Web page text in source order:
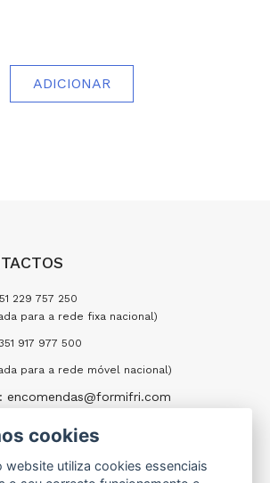
ADICIONAR
229 757 250
para a rede fixa nacional)
917 977 500
para a rede móvel nacional)
encomendas@formifri.com
ENVIAR UMA MENSAGEM
cookies
website utiliza cookies essenciais